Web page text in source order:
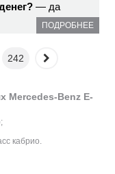
— да
ПОДРОБНЕЕ
242
Mercedes-Benz E-
кабрио.